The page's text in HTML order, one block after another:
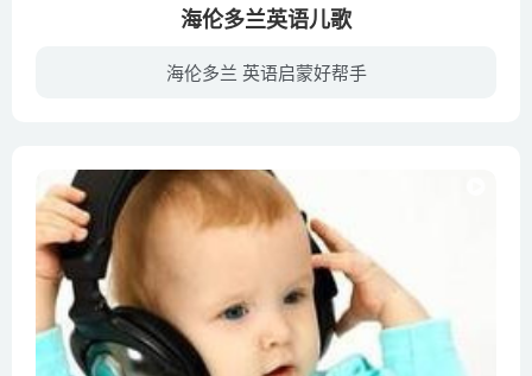
海伦多兰英语儿歌
海伦多兰 英语启蒙好帮手